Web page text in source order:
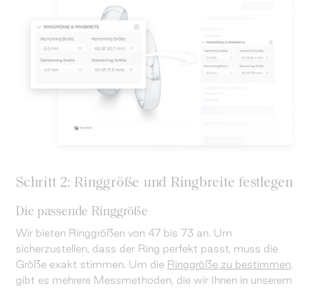
Schritt 2: Ringgröße und Ringbreite festlegen
Die passende Ringgröße
Wir bieten Ringgrößen von 47 bis 73 an. Um
sicherzustellen, dass der Ring perfekt passt, muss die
Größe exakt stimmen. Um die Ringgröße zu bestimmen
gibt es mehrere Messmethoden, die wir Ihnen in unserem